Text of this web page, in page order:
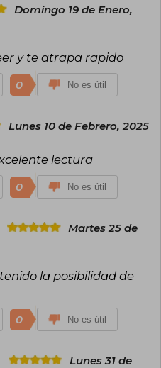
reviews. Actualmente vive
Domingo 19 de Enero,
y te atrapa rapido
0 No es útil
Lunes 10 de Febrero, 2025
lectura
0 No es útil
Martes 25 de
la posibilidad de
0 No es útil
Lunes 31 de